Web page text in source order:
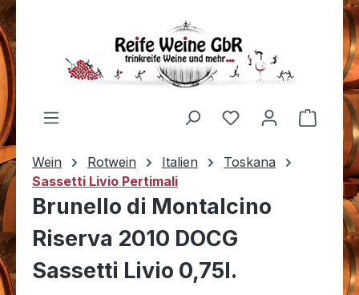
Zum Hauptinhalt springen
Du hast 0
Wein Rotwein Italien
Toskana
Sassetti Livio Pertimali
Brunello di Montalcino
Riserva 2010 DOCG
Sassetti Livio 0,75l.